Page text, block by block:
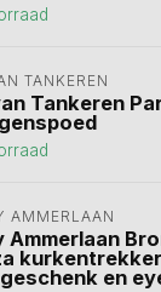
TANKEREN
Tankeren
AMMERLAAN
Ammerlaan
en